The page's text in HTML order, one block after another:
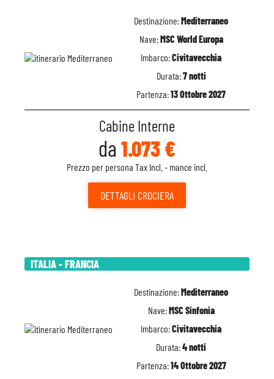
Destinazione:Mediterraneo
Nave:MSC World Europa
Imbarco:Civitavecchia
Durata:7 notti
Partenza:13 Ottobre 2027
Cabine Interne
da 1.073 €
Prezzo per persona Tax Incl. - mance incl.
DETTAGLI CROCIERA
ITALIA - FRANCIA
Destinazione:Mediterraneo
Nave:MSC Sinfonia
Imbarco:Civitavecchia
Durata:4 notti
Partenza:14 Ottobre 2027